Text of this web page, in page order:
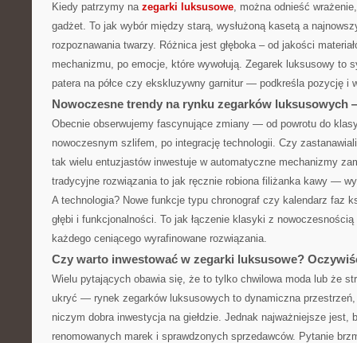
Kiedy patrzymy na zegarki luksusowe, można odnieść
gadżet. To jak wybór między starą, wysłużoną kasetą a
rozpoznawania twarzy. Różnica jest głęboka – od jakości
mechanizmu, po emocje, które wywołują. Zegarek luksusowy to
patera na półce czy ekskluzywny garnitur — podkreśla pozycję i
Nowoczesne trendy na rynku zegarków luksusowych
Obecnie obserwujemy fascynujące zmiany — od powrotu do
nowoczesnym szlifem, po integrację technologii. Czy
tak wielu entuzjastów inwestuje w automatyczne mechanizmy
tradycyjne rozwiązania to jak ręcznie robiona filiżanka kawy —
A technologia? Nowe funkcje typu chronograf czy kalendarz faz
głębi i funkcjonalności. To jak łączenie klasyki z
każdego ceniącego wyrafinowane rozwiązania.
Czy warto inwestować w zegarki luksusowe?
Wielu pytających obawia się, że to tylko chwilowa moda lub że
ukryć — rynek zegarków luksusowych to dynamiczna
niczym dobra inwestycja na giełdzie. Jednak najważniejsze jest,
renomowanych marek i sprawdzonych sprzedawców. Pytanie